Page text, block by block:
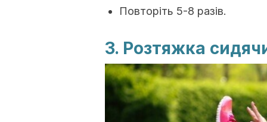
Повторіть 5-8 разів.
3. Розтяжка